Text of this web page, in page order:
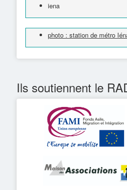
iena
photo : station de métro
Ils soutiennent le